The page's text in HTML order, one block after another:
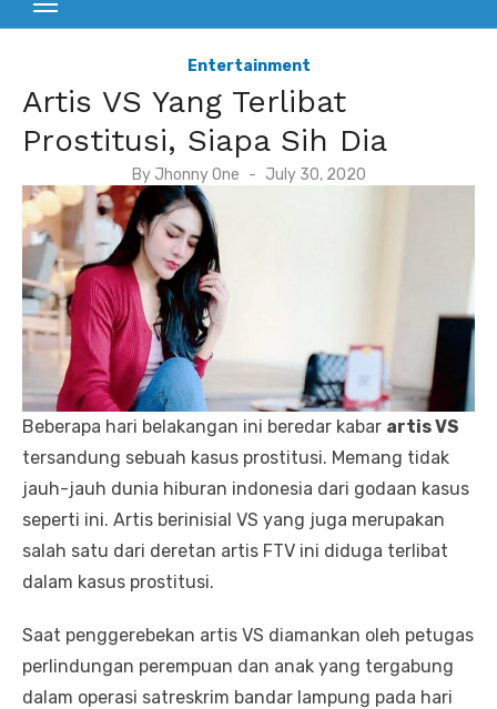
Entertainment
Artis VS Yang Terlibat
Prostitusi, Siapa Sih Dia
By Jhonny One
P
July 30, 2020
Beberapa hari belakangan ini beredar kabar artis VS
tersandung sebuah kasus prostitusi. Memang tidak
jauh-jauh dunia hiburan indonesia dari godaan kasus
seperti ini. Artis berinisial VS yang juga merupakan
salah satu dari deretan artis FTV ini diduga terlibat
dalam kasus prostitusi.
Saat penggerebekan artis VS diamankan oleh petugas
perlindungan perempuan dan anak yang tergabung
dalam operasi satreskrim bandar lampung pada hari